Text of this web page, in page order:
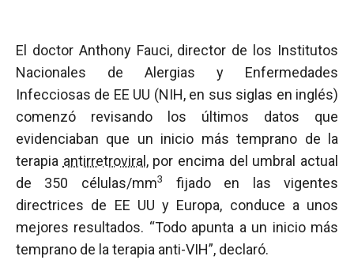
El doctor Anthony Fauci, director de los Institutos
Nacionales de Alergias y Enfermedades
Infecciosas de EE UU (NIH, en sus siglas en inglés)
comenzó revisando los últimos datos que
evidenciaban que un inicio más temprano de la
terapia antirretroviral , por encima del umbral actual
de 350 células/mm3
fijado en las vigentes
directrices de EE UU y Europa, conduce a unos
mejores resultados. “Todo apunta a un inicio más
temprano de la terapia anti-VIH”, declaró.